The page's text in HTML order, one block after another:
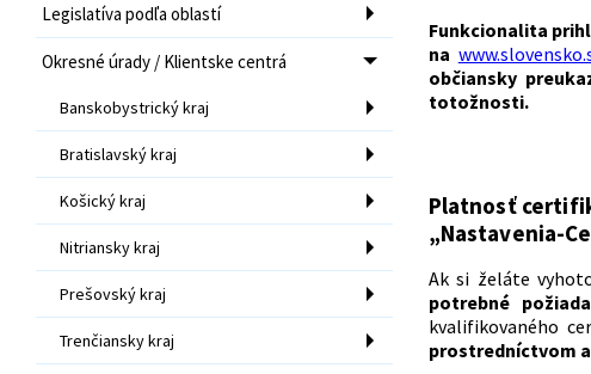
Legislatíva podľa oblastí
Okresné úrady / Klientske centrá
Banskobystrický kraj
Bratislavský kraj
Košický kraj
Nitriansky kraj
Prešovský kraj
Trenčiansky kraj
Funkcionalita
na
občiansky
totožnosti.
Platnosť
„Nastavenia-
Ak si želáte
potrebné
kvalifikovaného
prostredníctvom